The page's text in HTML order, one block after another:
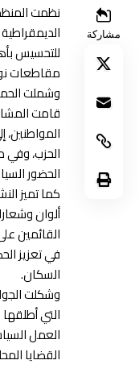
مشاركة
نظمت
للتحسيس
مقاطعات
وشملت
قامت
الحزب، وفي
الحضور
كما تميز
ألوان
القائمين
في تعزيز
السكان.
وشكلت
التي
العمل
القضايا